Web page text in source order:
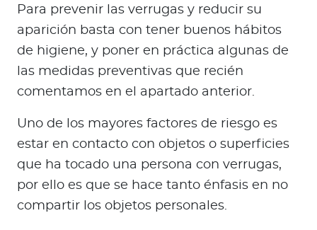
Para prevenir las verrugas y reducir su
aparición basta con tener buenos hábitos
de higiene, y poner en práctica algunas de
las medidas preventivas que recién
comentamos en el apartado anterior.
Uno de los mayores factores de riesgo es
estar en contacto con objetos o superficies
que ha tocado una persona con verrugas,
por ello es que se hace tanto énfasis en no
compartir los objetos personales.